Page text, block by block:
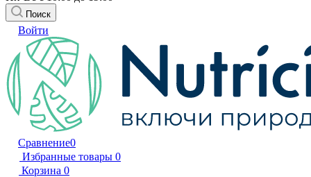
Поиск
Войти
Сравнение0
Избранные товары 0
Корзина 0